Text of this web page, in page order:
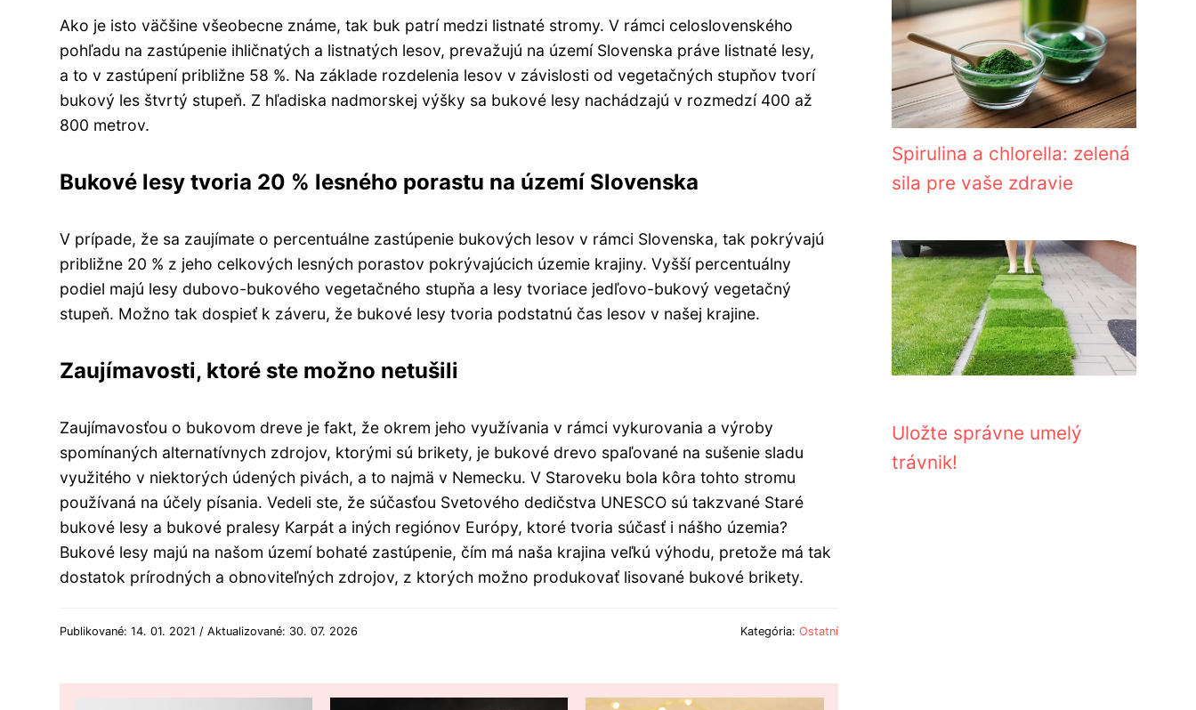
Ako je isto väčšine všeobecne známe, tak buk patrí medzi listnaté stromy. V rámci celoslovenského
pohľadu na zastúpenie ihličnatých a listnatých lesov, prevažujú na území Slovenska práve listnaté lesy,
a to v zastúpení približne 58 %. Na základe rozdelenia lesov v závislosti od vegetačných stupňov tvorí
bukový les štvrtý stupeň. Z hľadiska nadmorskej výšky sa bukové lesy nachádzajú v rozmedzí 400 až
800 metrov.
Bukové lesy tvoria 20 % lesného porastu na území Slovenska
V prípade, že sa zaujímate o percentuálne zastúpenie bukových lesov v rámci Slovenska, tak pokrývajú
približne 20 % z jeho celkových lesných porastov pokrývajúcich územie krajiny. Vyšší percentuálny
podiel majú lesy dubovo-bukového vegetačného stupňa a lesy tvoriace jedľovo-bukový vegetačný
stupeň. Možno tak dospieť k záveru, že bukové lesy tvoria podstatnú čas lesov v našej krajine.
Zaujímavosti, ktoré ste možno netušili
Zaujímavosťou o bukovom dreve je fakt, že okrem jeho využívania v rámci vykurovania a výroby
spomínaných alternatívnych zdrojov, ktorými sú brikety, je bukové drevo spaľované na sušenie sladu
využitého v niektorých údených pivách, a to najmä v Nemecku. V Staroveku bola kôra tohto stromu
používaná na účely písania. Vedeli ste, že súčasťou Svetového dedičstva UNESCO sú takzvané Staré
bukové lesy a bukové pralesy Karpát a iných regiónov Európy, ktoré tvoria súčasť i nášho územia?
Bukové lesy majú na našom území bohaté zastúpenie, čím má naša krajina veľkú výhodu, pretože má tak
dostatok prírodných a obnoviteľných zdrojov, z ktorých možno produkovať lisované bukové brikety.
Publikované: 14. 01. 2021 / Aktualizované: 30. 07. 2026 Kategória: Ostatní
Spirulina a chlorella: zelená
sila pre vaše zdravie
Uložte správne umelý
trávnik!